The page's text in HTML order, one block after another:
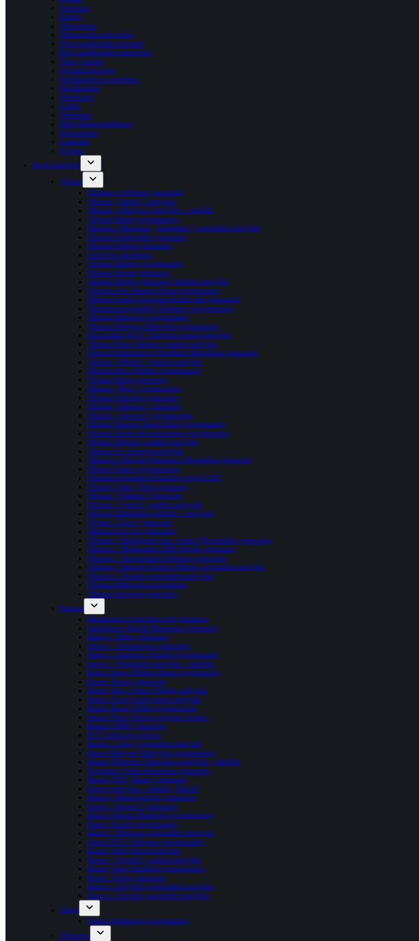
Sarafanai
Kelnės
Džemperiai
Džemperiai nesiuvinėti
Polo marškinėliai siuvinėti
Polo marškinėliai nesiuvinėti
Šokių bateliai
Sportinė apranga
Marškinėliai su emblema
Marškinėliai
Marškiniai
Golfai
Pėdkelnės
Mokyklinės emblemos
Kaklaskarės
Lankeliai
Kojinės
Pagal mokyklą
Vilnius
Vilniaus r. Avižienių gimnazija
Vilniaus „Ateities” mokykla
Vilniaus „Atžalyno” mokykla – darželis
Vilniaus Balsių progimnazija
Vilniaus r. Bezdonių „Saulėtekio” pagrindinė mokykla
Vilniaus Fabijoniškių gimnazija
Vilniaus Gabijos gimnazija
Guliverio akademija
Vilniaus Gabijos progimnazija
Vilniaus Jėzuitų gimnazija
Vilniaus Jėzuitų gimnazija. Pradinė mokykla
Vilniaus Jono Basanavičiaus progimnazija
Vilniaus Juzefo Ignacijaus Kraševskio gimnazija
Vilniaus kunigaikščio Gedimino progimnazija
Vilniaus Maironio progimnazija
Vilniaus Martyno Mažvydo progimnazija
Nacionalinė M. K. Čiurlionio menų mokykla
Vilniaus Prano Mašioto pradinė mokykla
Vilniaus Palaimintojo Teofiliaus Matulionio gimnazija
Vilniaus „Pelėdos” pradinė mokykla
Vilniaus Petro Vileišio progimnazija
Vilniaus Riešės gimnazija
Vilniaus „Ryto” progimnazija
Vilniaus Salininkų gimnazija
Vilniaus „Santaros” gimnazija
Vilniaus „Sietuvos” progimnazija
Vilniaus Simono Stanevičiaus progimnazija
Vilniaus Sofijos Kovalevskajos progimnazija
Vilniaus Šeškinės pradinė mokykla
Vilniaus Šv. Juozapo mokykla
Vilniaus r. Kalvelių Stanislavo Moniuškos gimnazija
Vilniaus Taikos progimnazija
Vilniaus tarptautinis Prancūzų licėjus LIFV
Vilniaus Trakų Vokės gimnazija
Vilniaus „Veiksmo” gimnazija
Vilniaus „Vyturio” pradinė mokykla
Vilniaus Žaliakalnio darželis – mokykla
Vilniaus „Žaros” gimnazija
Vilniaus Žvėryno gimnazija
Vilniaus r. Maišiagalos kun. Juzefo Obrembskio gimnazija
Vilniaus r. Maišiagalos LDK Algirdo gimnazija
Vilniaus r. Nemenčinės Gedimino gimnazija
Vilniaus r. Pake­nės Čes­lovo Milošo pag­rin­dinė mokykla
Vilniaus r. Šumsko pagrindinė mokykla
Vilniaus-Balstogės universitetas
Vilniaus Senvagės gimnazija
Kaunas
Akademijos Ugnės Karvelis gimnazija
Kaišiadorių Algirdo Brazausko gimnazija
Kauno r. Babtų gimnazija
Kauno r. Domeikavos gimnazija
Kauno r. Garliavos Jonučių progimnazija
Kauno r. Ilgakiemio mokykla – darželis
Kauno Jurgio Dobkevičiaus progimnazija
Kauno Jėzuitų gimnazija
Kauno Jono ir Petro Vileišių mokykla
Kauno Juozo Grušo meno mokykla
Kauno Juozo Urbšio progimnazija
Kauno Prano Daunio ugdymo centras
Kauno LSMU gimnazija
KTU Inžinerijos licėjus
Kauno r. Lapių pagrindinė mokykla
Kauno Martyno Mažvydo progimnazija
Kauno Motiejaus Valančiaus mokykla – darželis
Prezidento Valdo Adamkaus gimnazija
Kauno VDU „Rasos” gimnazija
Kauno mokykla – darželis „Rūtelė”
Kauno r. Raudondvario gimnazija
Kauno „Santaros” gimnazija
Kauno Simono Daukanto progimnazija
Kauno Suzuki progimnazija
Kauno r. Šlienavos pagrindinė mokykla
Kauno KTU Vaižganto progimnazija
Kauno Vaišvydavos mokykla
Kauno „Varpelio” pradinė mokykla
Kauno Vinco Kudirkos progimnazija
Kauno Veršvų gimnazija
Kauno r. Zapyškio pagrindinė mokykla
Kauno r. Ežerėlio pagrindinė mokykla
Utena
Utenos Krašuonos progimnazija
Ukmergė